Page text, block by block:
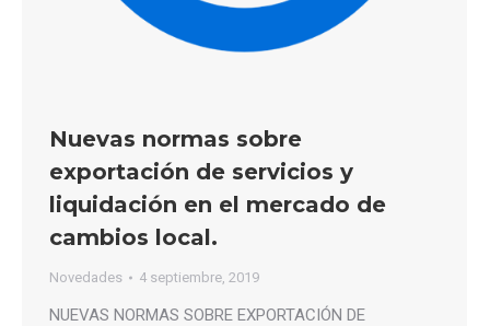
Nuevas normas sobre
exportación de servicios y
liquidación en el mercado de
cambios local.
Novedades 4 septiembre, 2019
NUEVAS NORMAS SOBRE EXPORTACIÓN DE